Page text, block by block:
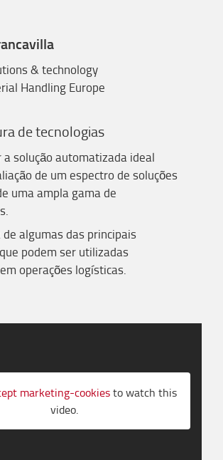
& technology
Handling Europe
de tecnologias
a solução automatizada ideal
de um espectro de soluções
uma ampla gama de
algumas das principais
podem ser utilizadas
operações logísticas.
marketing-cookiesto watch this
video.